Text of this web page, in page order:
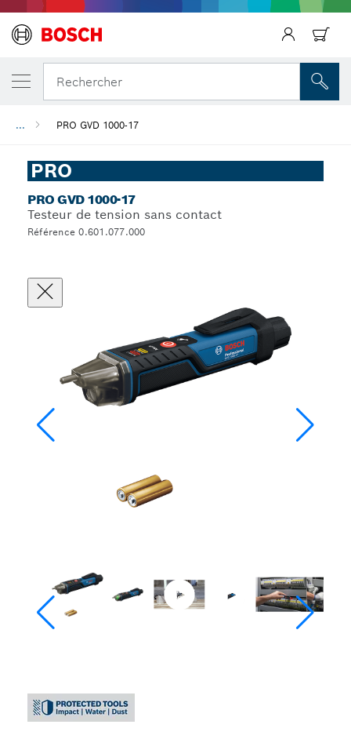
Rechercher
... PRO GVD 1000-17
PRO
PRO GVD 1000-17
Testeur de tension sans contact
Référence 0.601.077.000